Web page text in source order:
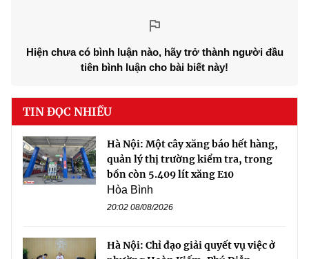
Hiện chưa có bình luận nào, hãy trở thành người đầu
tiên bình luận cho bài biết này!
TIN ĐỌC NHIỀU
Hà Nội: Một cây xăng báo hết hàng,
quản lý thị trường kiểm tra, trong
bồn còn 5.409 lít xăng E10
Hòa Bình
20:02 08/08/2026
Hà Nội: Chỉ đạo giải quyết vụ việc ở